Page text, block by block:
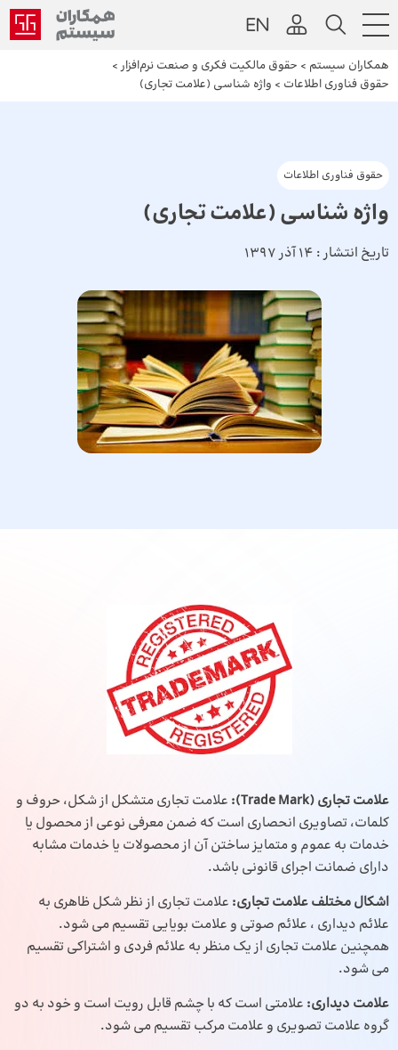
همکاران سیستم > حقوق مالکیت فکری و صنعت نرم‌افزار>
حقوق فناوری اطلاعات > واژه شناسی (علامت تجاری)
حقوق فناوری اطلاعات
واژه شناسی (علامت تجاری)
تاریخ انتشار : 14 آذر 1397
علامت تجاری (Trade Mark):
علامت تجاری متشکل از شکل، حروف و
کلمات، تصاویری انحصاری است که ضمن معرفی نوعی از محصول یا
خدمات به عموم و متمایز ساختن آن از محصولات یا خدمات مشابه
دارای ضمانت اجرای قانونی باشد.
اشکال مختلف علامت تجاری: علامت تجاری از نظر شکل ظاهری به
علائم دیداری ، علائم صوتی و علامت بویایی تقسیم می شود.
همچنین علامت تجاری از یک منظر به علائم فردی و اشتراکی تقسیم
می شود.
علامت دیداری: علامتی است که با چشم قابل رویت است و خود به دو
گروه علامت تصویری و علامت مرکب تقسیم می شود.